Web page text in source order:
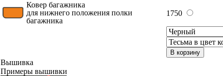
Ковер багажника
для нижнего положения полки
багажника
1750
В корзину
Вышивка
Примеры вышивки